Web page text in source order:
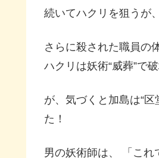
続いてハクリを狙うが
さらに殺された職員の
ハクリは妖術“威葬”で破
が、気づくと加島は“
た！
男の妖術師は、 「これ